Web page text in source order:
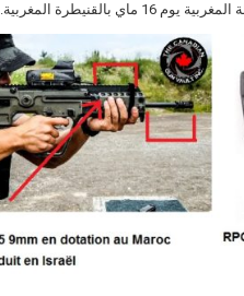
المغربية.